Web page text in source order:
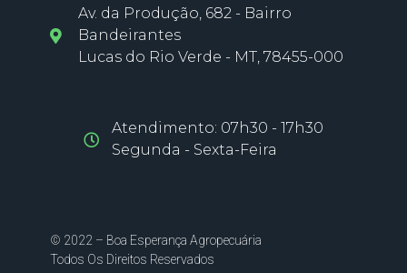
Av. da Produção, 682 - Bairro
Bandeirantes
Lucas do Rio Verde - MT, 78455-000
Atendimento: 07h30 - 17h30
Segunda - Sexta-Feira
© 2022 – Boa Esperança Agropecuária
Todos Os Direitos Reservados